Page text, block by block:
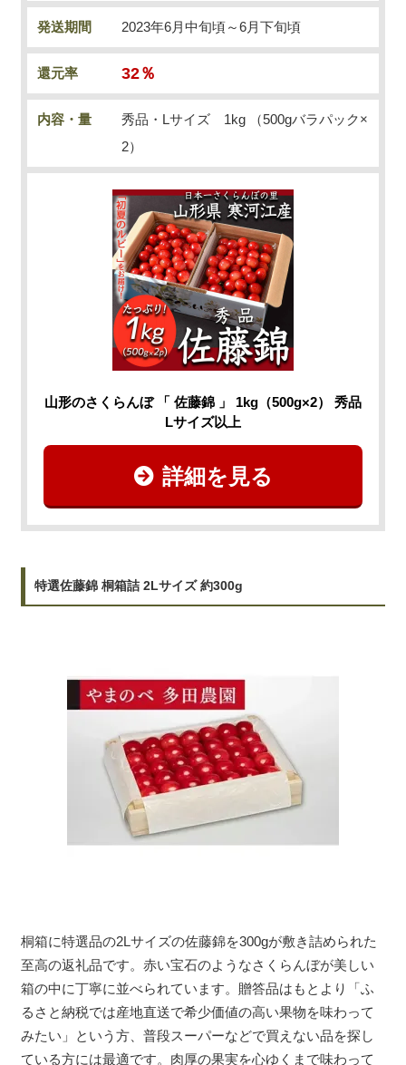
発送期間 2023年6月中旬頃～6月下旬頃
還元率 32％
内容・量
秀品・Lサイズ 1kg （500gバラパック×
2）
山形のさくらんぼ 「 佐藤錦 」 1kg（500g×2） 秀品
Lサイズ以上
詳細を見る
特選佐藤錦 桐箱詰 2Lサイズ 約300g
桐箱に特選品の2Lサイズの佐藤錦を300gが敷き詰められた
至高の返礼品です。赤い宝石のようなさくらんぼが美しい
箱の中に丁寧に並べられています。贈答品はもとより「ふ
るさと納税では産地直送で希少価値の高い果物を味わって
みたい」という方、普段スーパーなどで買えない品を探し
ている方には最適です。肉厚の果実を心ゆくまで味わって